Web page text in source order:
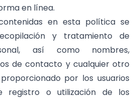
en línea.
en esta política se
y tratamiento de
así como nombres,
de contacto y cualquier otro
por los usuarios
registro o utilización de los